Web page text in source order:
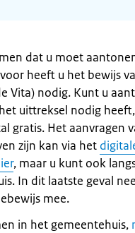
dat u moet
heeft u het bewijs
Vita) nodig. Kunt u
uittreksel nodig
gratis. Het aanvragen
zijn kan via het
, maar u kunt ook
In dit laatste geval
mee.
in het gemeentehuis,